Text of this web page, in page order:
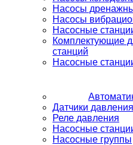
Насосы
Насосы
Насосные
Комплектующие
станций
Насосные
Датчики давления
Реле давления
Насосные
Насосные группы